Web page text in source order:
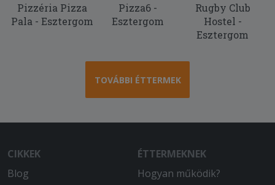
Pizzéria Pizza
Pala - Esztergom
Pizza6 -
Esztergom
Rugby Club
Hostel -
Esztergom
TOVÁBBI ÉTTERMEK
CIKKEK
Blog
ÉTTERMEKNEK
Hogyan működik?